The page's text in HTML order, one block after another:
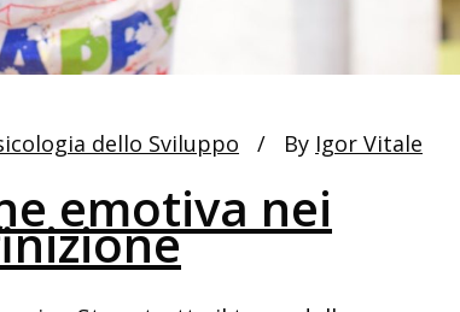
dello Sviluppo By Igor Vitale
emotiva nei